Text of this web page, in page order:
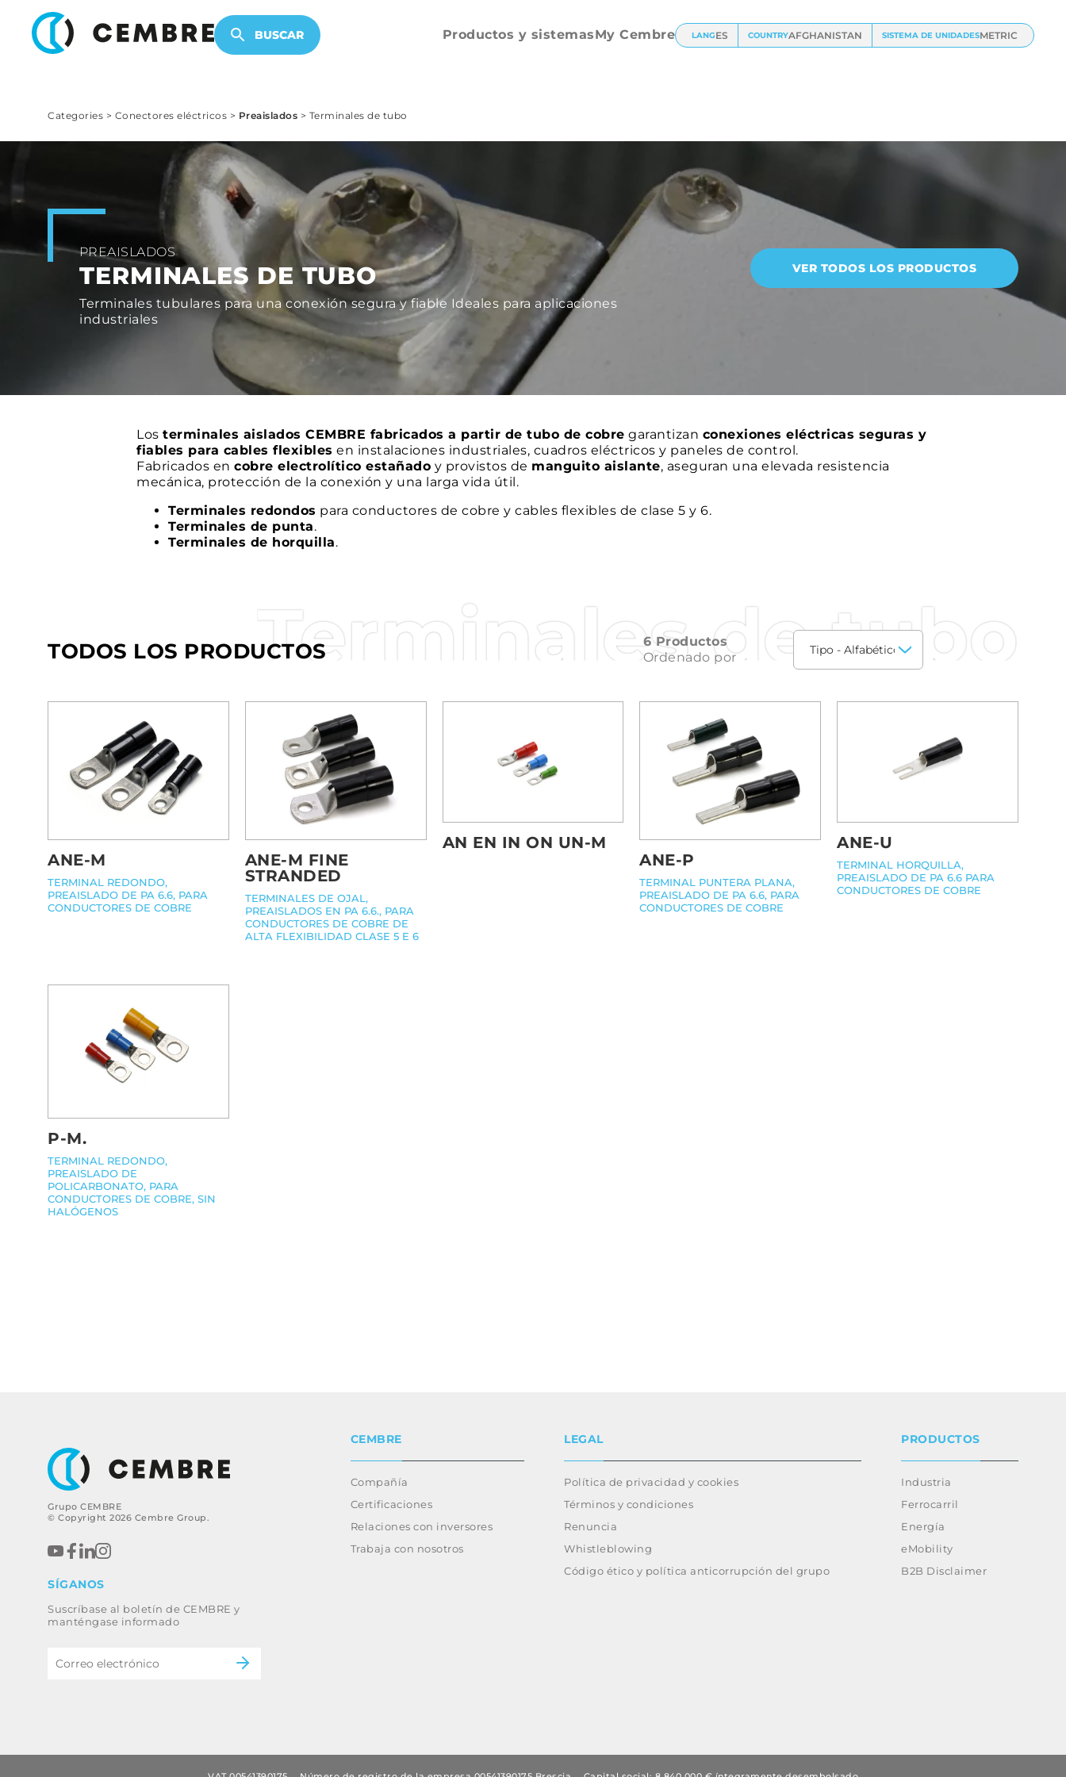
BUSCAR Productos y sistemasMy Cembre LANGES COUNTRYAFGHANISTAN SISTEMA DE UNIDADESMETRIC
mecánico
PRODUCTOS ELECTRÓNICOS
Categories > Conectores eléctricos > Preaislados > Terminales de tubo
PREAISLADOS
TERMINALES DE TUBO
Terminales tubulares para una conexión segura y fiable Ideales para aplicaciones
industriales
VER TODOS LOS PRODUCTOS
Los terminales aislados CEMBRE fabricados a partir de tubo de cobre garantizan conexiones eléctricas seguras y
fiables para cables flexibles en instalaciones industriales, cuadros eléctricos y paneles de control.
Fabricados en cobre electrolítico estañado y provistos de manguito aislante, aseguran una elevada resistencia
mecánica, protección de la conexión y una larga vida útil.
Terminales redondos para conductores de cobre y cables flexibles de clase 5 y 6.
Terminales de punta.
Terminales de horquilla.
TODOS LOS PRODUCTOSTerminales de tubo
6 Productos
Ordenado por
ANE-M
TERMINAL REDONDO,
PREAISLADO DE PA 6.6, PARA
CONDUCTORES DE COBRE
ANE-M FINE
STRANDED
TERMINALES DE OJAL,
PREAISLADOS EN PA 6.6., PARA
CONDUCTORES DE COBRE DE
ALTA FLEXIBILIDAD CLASE 5 E 6
AN EN IN ON UN-M
ANE-P
TERMINAL PUNTERA PLANA,
PREAISLADO DE PA 6.6, PARA
CONDUCTORES DE COBRE
ANE-U
TERMINAL HORQUILLA,
PREAISLADO DE PA 6.6 PARA
CONDUCTORES DE COBRE
P-M.
TERMINAL REDONDO,
PREAISLADO DE
POLICARBONATO, PARA
CONDUCTORES DE COBRE, SIN
HALÓGENOS
Grupo CEMBRE
© Copyright 2026 Cembre Group.
CEMBRE
Compañía
Certificaciones
Relaciones con inversores
Trabaja con nosotros
LEGAL
Política de privacidad y cookies
Términos y condiciones
Renuncia
Whistleblowing
Código ético y política anticorrupción del grupo
PRODUCTOS
Industria
Ferrocarril
Energía
eMobility
B2B Disclaimer
SÍGANOS
Suscríbase al boletín de CEMBRE y
manténgase informado